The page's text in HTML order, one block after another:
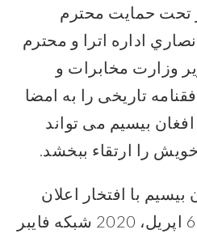
تحت حمایت محترم
اداره اترا و محترم
وزارت مخابرات و
تاریخی را به امضا
بیسیم می تواند
را ارتقاء ببخشد.
با افتخار اعلان
میدارد که سر از تاریخ 6 اپریل، 2020 شبکه فایبر